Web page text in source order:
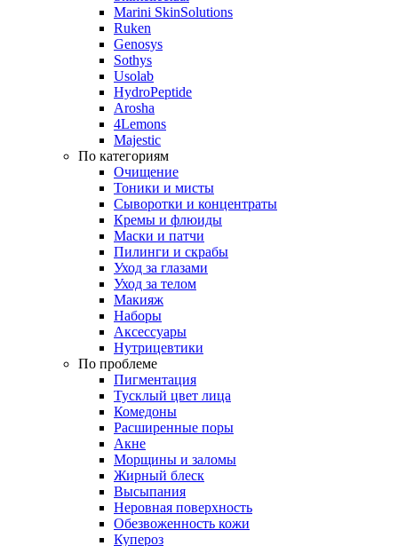
Marini SkinSolutions
Ruken
Genosys
Sothys
Usolab
HydroPeptide
Arosha
4Lemons
Majestic
По категориям
Очищение
Тоники и мисты
Сыворотки и концентраты
Кремы и флюиды
Маски и патчи
Пилинги и скрабы
Уход за глазами
Уход за телом
Макияж
Наборы
Аксессуары
Нутрицевтики
По проблеме
Пигментация
Тусклый цвет лица
Комедоны
Расширенные поры
Акне
Морщины и заломы
Жирный блеск
Высыпания
Неровная поверхность
Обезвоженность кожи
Купероз